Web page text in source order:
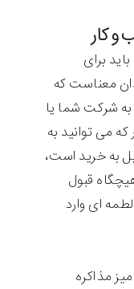
برای
معناست که
به شرکت شما یا
می توانید به
به خرید است،
قبول
ای وارد
مذاکره